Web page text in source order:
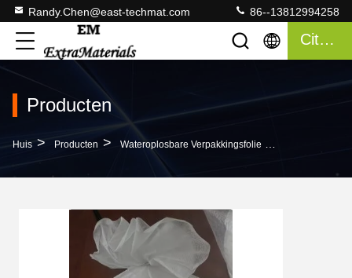
Randy.Chen@east-techmat.com 86--13812994258
Citaat
Producten
Huis > Producten > Wateroplosbare Verpakkingsfolie >